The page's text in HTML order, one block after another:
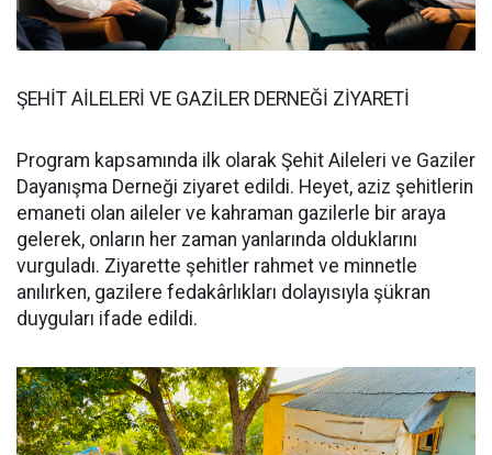
ŞEHİT AİLELERİ VE GAZİLER DERNEĞİ ZİYARETİ
Program kapsamında ilk olarak Şehit Aileleri ve Gaziler
Dayanışma Derneği ziyaret edildi. Heyet, aziz şehitlerin
emaneti olan aileler ve kahraman gazilerle bir araya
gelerek, onların her zaman yanlarında olduklarını
vurguladı. Ziyarette şehitler rahmet ve minnetle
anılırken, gazilere fedakârlıkları dolayısıyla şükran
duyguları ifade edildi.